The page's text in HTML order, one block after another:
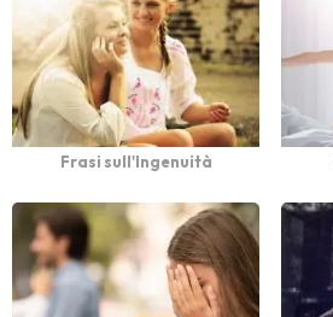
Frasi sull'Ingenuità